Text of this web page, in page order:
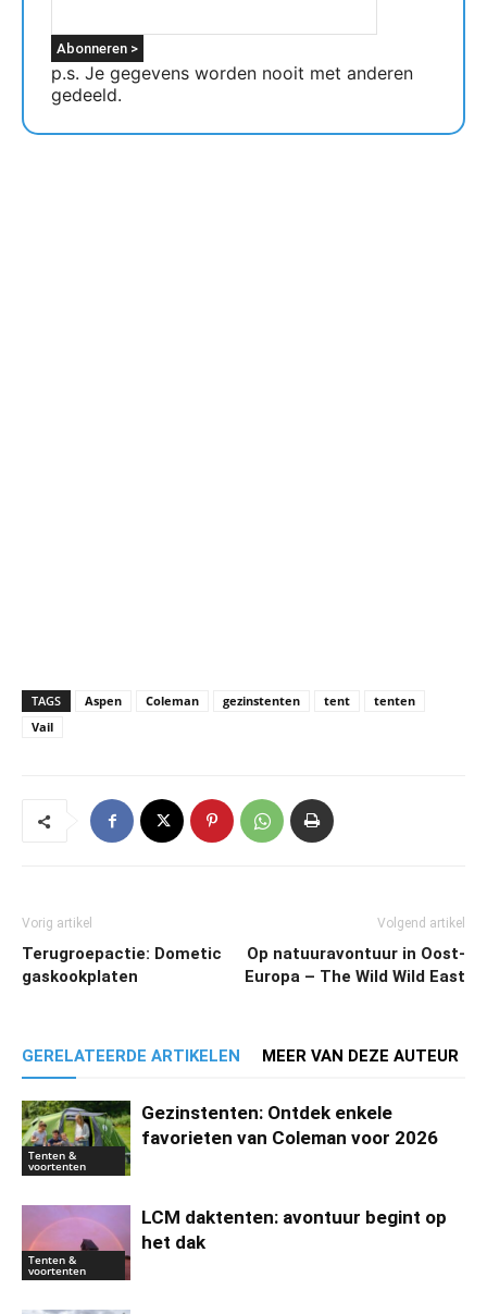
p.s. Je gegevens worden nooit met anderen
gedeeld.
TAGS Aspen Coleman gezinstenten tent
tenten
Vail
Vorig artikel
Terugroepactie: Dometic
gaskookplaten
Volgend artikel
Op natuuravontuur in Oost-
Europa – The Wild Wild East
GERELATEERDE ARTIKELEN MEER VAN DEZE AUTEUR
Tenten &
voortenten
Gezinstenten: Ontdek enkele
favorieten van Coleman voor 2026
Tenten &
voortenten
LCM daktenten: avontuur begint op
het dak